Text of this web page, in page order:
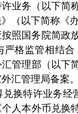
业务（以下简
（以下简称《
照国务院简政
格监管相结
管理部（以下
汇管理局备案。
换特许业务
人本外币兑换